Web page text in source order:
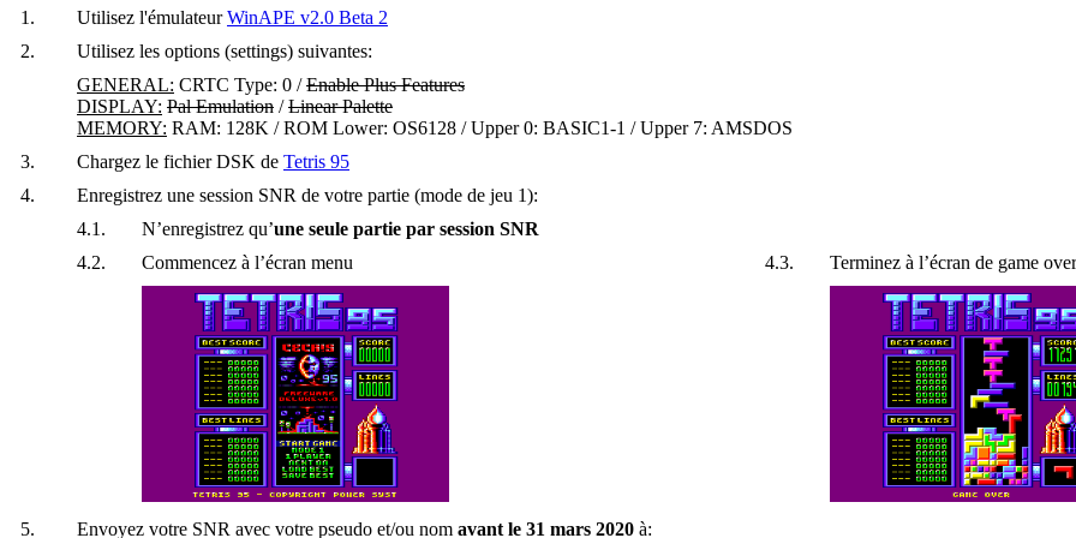
1. Utilisez l'émulateurWinAPE v2.0 Beta 2
2.
Utilisez les options (settings) suivantes:
GENERAL: CRTC Type: 0 /Enable Plus Features
DISPLAY: Pal Emulation /Linear Palette
MEMORY: RAM: 128K / ROM Lower: OS6128 / Upper 0: BASIC1-1 / Upper 7: AMSDOS
3.
Chargez le fichier DSK de Tetris 95
4.
Enregistrez une session SNR de votre partie (mode de jeu 1):
4.1.
N’enregistrez qu’une seule partie par session SNR
4.2.
Commencez à l’écran menu 4.3. Terminez à l’écran de game over
5. Envoyez votre SNR avec votre pseudo et/ou nom avant le 31 mars 2020 à: